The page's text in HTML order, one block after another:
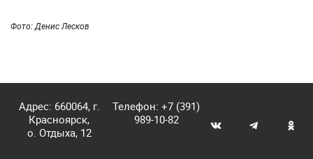
Фото: Денис Лесков
Адрес: 660064, г.
Красноярск,
о. Отдыха, 12
Телефон:+7 (391)
989-10-82